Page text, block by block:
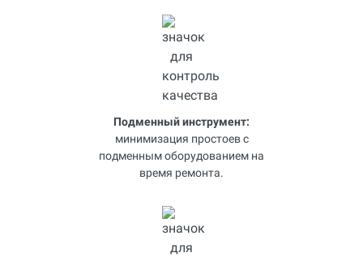
Подменный инструмент:
минимизация простоев с
подменным оборудованием на
время ремонта.